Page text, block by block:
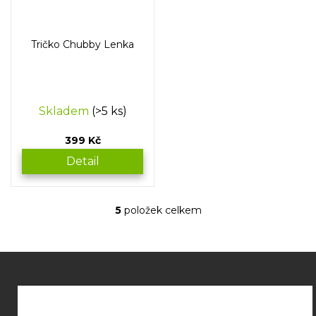
Tričko Chubby Lenka
Skladem (>5 ks)
399 Kč
Detail
O
á
a
5položek celkem